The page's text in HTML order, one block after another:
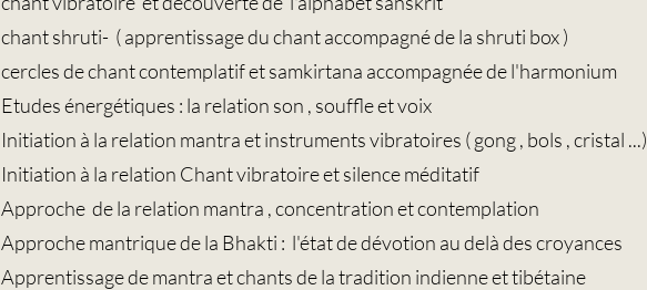
chant shruti- ( apprentissage du chant accompagné de la shruti box )
cercles de chant contemplatif et samkirtana accompagnée de l'harmonium
Etudes énergétiques : la relation son , souffle et voix
Initiation à la relation mantra et instruments vibratoires ( gong , bols , cristal ...)
Initiation à la relation Chant vibratoire et silence méditatif
Approche de la relation mantra , concentration et contemplation
Approche mantrique de la Bhakti : l'état de dévotion au delà des croyances
Apprentissage de mantra et chants de la tradition indienne et tibétaine